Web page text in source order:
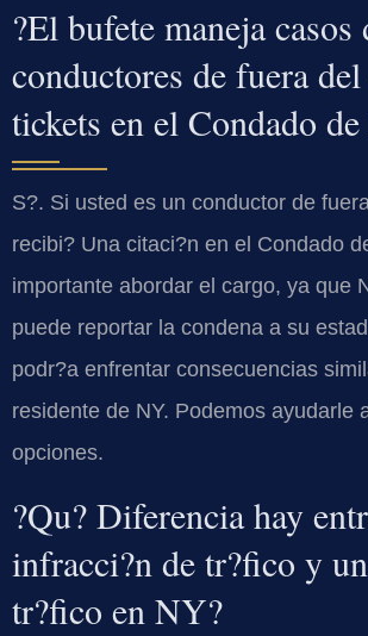
?El bufete maneja casos
conductores de fuera
tickets en el Condado
S?. Si usted es un conductor de
recibi? Una citaci?n en el Condado
importante abordar el cargo, ya que
puede reportar la condena a su
podr?a enfrentar consecuencias
residente de NY. Podemos ayudarle
opciones.
?Qu? Diferencia hay
infracci?n de tr?fico y
tr?fico en NY?